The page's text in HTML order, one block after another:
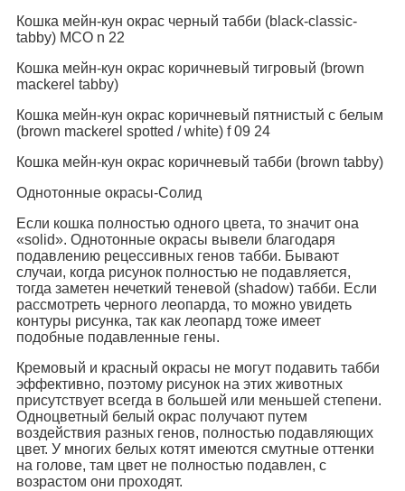
Кошка мейн-кун окрас черный табби (black-classic-
tabby) MCO n 22
Кошка мейн-кун окрас коричневый тигровый (brown
mackerel tabby)
Кошка мейн-кун окрас коричневый пятнистый с белым
(brown mackerel spotted / white) f 09 24
Кошка мейн-кун окрас коричневый табби (brown tabby)
Однотонные окрасы-Солид
Если кошка полностью одного цвета, то значит она
«solid». Однотонные окрасы вывели благодаря
подавлению рецессивных генов табби. Бывают
случаи, когда рисунок полностью не подавляется,
тогда заметен нечеткий теневой (shadow) табби. Если
рассмотреть черного леопарда, то можно увидеть
контуры рисунка, так как леопард тоже имеет
подобные подавленные гены.
Кремовый и красный окрасы не могут подавить табби
эффективно, поэтому рисунок на этих животных
присутствует всегда в большей или меньшей степени.
Одноцветный белый окрас получают путем
воздействия разных генов, полностью подавляющих
цвет. У многих белых котят имеются смутные оттенки
на голове, там цвет не полностью подавлен, с
возрастом они проходят.